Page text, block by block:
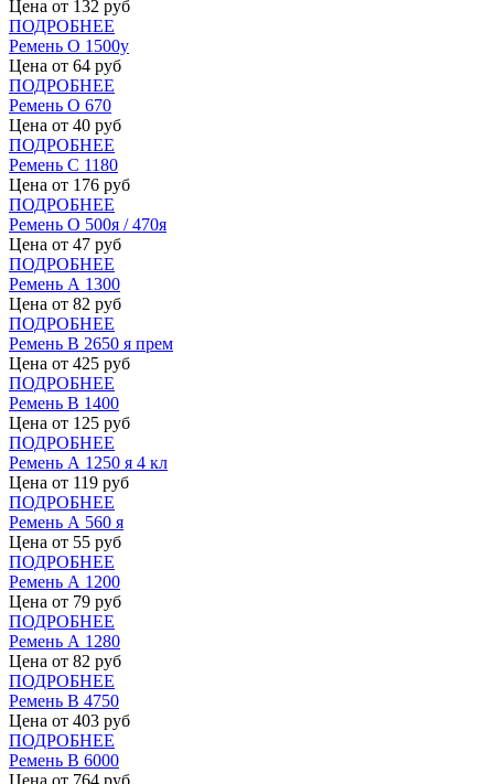
Цена от 132 руб
ПОДРОБНЕЕ
Ремень О 1500у
Цена от 64 руб
ПОДРОБНЕЕ
Ремень О 670
Цена от 40 руб
ПОДРОБНЕЕ
Ремень С 1180
Цена от 176 руб
ПОДРОБНЕЕ
Ремень О 500я / 470я
Цена от 47 руб
ПОДРОБНЕЕ
Ремень А 1300
Цена от 82 руб
ПОДРОБНЕЕ
Ремень В 2650 я прем
Цена от 425 руб
ПОДРОБНЕЕ
Ремень В 1400
Цена от 125 руб
ПОДРОБНЕЕ
Ремень А 1250 я 4 кл
Цена от 119 руб
ПОДРОБНЕЕ
Ремень А 560 я
Цена от 55 руб
ПОДРОБНЕЕ
Ремень А 1200
Цена от 79 руб
ПОДРОБНЕЕ
Ремень А 1280
Цена от 82 руб
ПОДРОБНЕЕ
Ремень В 4750
Цена от 403 руб
ПОДРОБНЕЕ
Ремень В 6000
Цена от 764 руб